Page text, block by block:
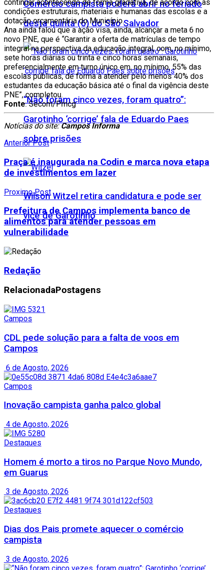
Comércio campista poderá abrir no feriado
desta quinta (6) do São Salvador
“Não foram cinco vezes, foram quatro”:
Garotinho ‘corrige’ fala de Eduardo Paes
sobre prisões
Wilson Witzel retira candidatura e pode ser
vice de Garotinho
continuar acontecendo de forma gradativa, de acordo com as
condições estruturais, materiais e humanas das escolas e a
dotação orçamentária do Município.
Ana ainda falou que a ação visa, ainda, alcançar a meta 6 no
novo PNE, que é “Garantir a oferta de matrículas de tempo
integral na perspectiva da educação integral, com, no mínimo,
sete horas diárias ou trinta e cinco horas semanais,
preferencialmente em turno único em, no mínimo, 55% das
escolas públicas, de forma a atender pelo menos 40% dos
estudantes da educação básica até o final da vigência deste
PNE”, completou.
Fonte: Secom/Pmcg
Notícias do site:Campos Informa
Anterior Post
Praça é inaugurada na Codin e marca nova etapa
de investimentos em lazer
Proximo Post
Prefeitura de Campos implementa banco de
alimentos para atender pessoas em
vulnerabilidade
Redação
RelacionadaPostagens
Campos
CDL pede solução para a falta de voos em
Campos
6 de Agosto, 2026
Campos
Inovação campista ganha palco global
4 de Agosto, 2026
Destaques
Homem é morto a tiros no Parque Novo Mundo,
em Guarus
3 de Agosto, 2026
Destaques
Dias dos Pais promete aquecer o comércio
campista
3 de Agosto, 2026